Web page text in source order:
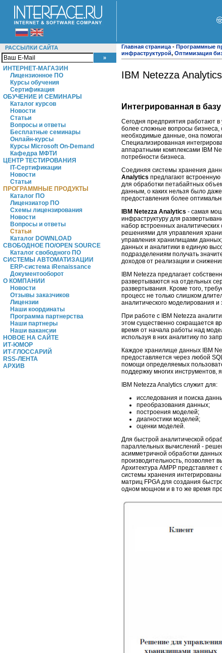
РАССЫЛКИ САЙТА
ИНТЕРНЕТ-МАГАЗИН
Лицензионное ПО
Курсы обучения
Сертификация
ОБУЧЕНИЕ И СЕМИНАРЫ
Каталог курсов
Новости
Статьи
Вопросы и ответы
Бесплатные семинары
Онлайн-курсы
Курсы Microsoft On-Demand
Кафедра МФТИ
ЦЕНТР ТЕСТИРОВАНИЯ
IT-Сертификации
Новости
Статьи
ПРОГРАММНЫЕ ПРОДУКТЫ
Каталог ПО
Лицензиатор ПО
Схемы лицензирования
Новости
Вопросы и ответы
Статьи
Каталог DOWNLOAD
СВОБОДНОЕ ПО/OPEN SOURCE
Каталог свободного ПО
СИСТЕМЫ АВТОМАТИЗАЦИИ
ERP-система iRenaissance
Документооборот
О КОМПАНИИ
Новости
Отзывы заказчиков
Лицензии
Наши координаты
Программа партнерства
Наши партнеры
Наши вакансии
НОВОЕ НА САЙТЕ
ИТ-ЮМОР
ИТ-ГЛОССАРИЙ
RSS-ЛЕНТА
АРХИВ
Главная страница - Программные
инфраструктурой, Оптимизация
IBM Netezza Analytics
Интегрированная в
Сегодня предприятия работают
более сложные вопросы
необходимые данные, она
Специализированная
аппаратными комплексами IBM
потребности бизнеса.
Соединяя системы хранения
Analytics предлагают
для обработки петабайтных
данным, о каких нельзя было
предоставления более
IBM Netezza Analytics - самая
инфраструктуру для
набор встроенных
решениями для управления
управления хранилищами
данных и аналитики в единую
подразделениям получать
доходов от реализации и
IBM Netezza предлагает
развертываются на отдельных
развертывания. Кроме того,
процесс не только слишком
аналитического моделирования
При работе с IBM Netezza
этом существенно сокращается
время от начала работы над
используя в них аналитику по
Каждое хранилище данных IBM
предоставляется через любой
помощи определяемых
поддержку многих инструментов,
IBM Netezza Analytics служит для:
исследования и поиска
преобразования данных;
построения моделей;
диагностики моделей;
оценки моделей.
Для быстрой аналитической
параллельных вычислений -
асимметричной обработки
производительность, позволяет
Архитектура AMPP
системы хранения
матриц FPGA для создания
одном мощном и в то же время